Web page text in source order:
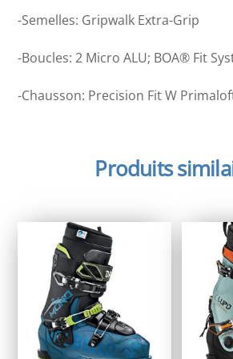
-Semelles: Gripwalk Extra-Grip
-Boucles: 2 Micro ALU; BOA® Fit
-Chausson: Precision Fit W
Produits